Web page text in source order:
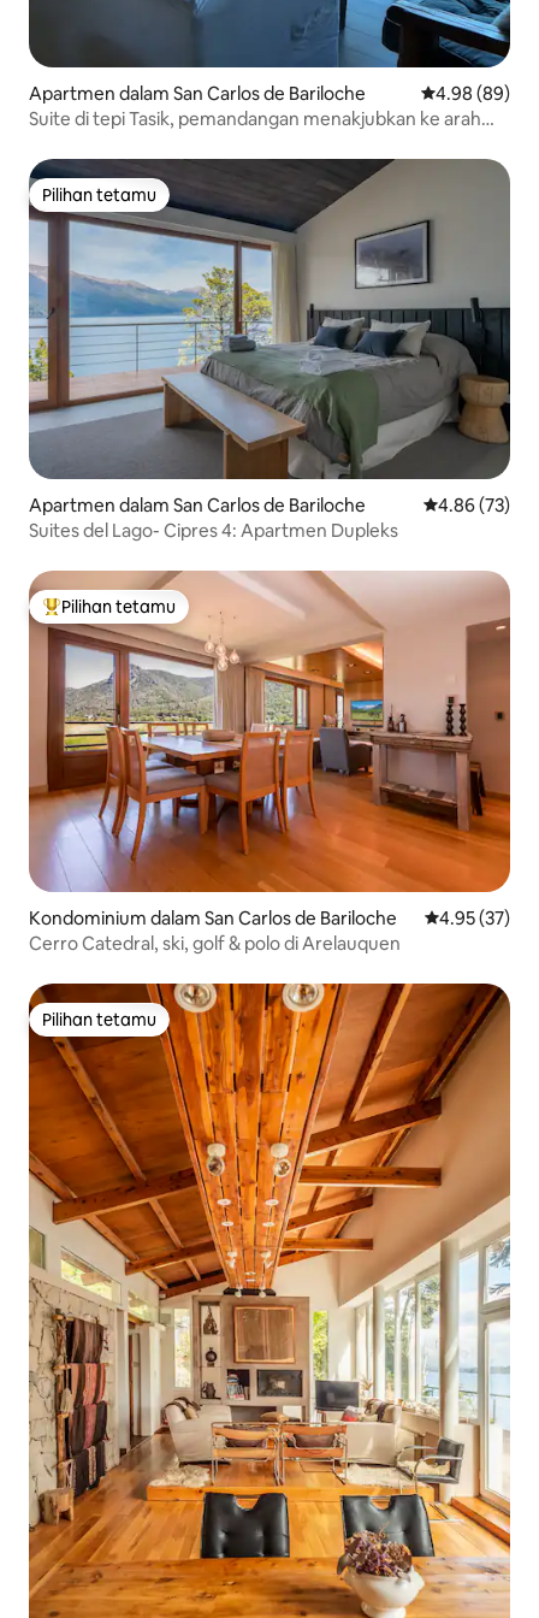
Apartmen dalam San Carlos de Bariloche Penarafan
4.98 (89)
Suite di tepi Tasik, pemandangan menakjubkan ke arah
Pilihan tetamu
Pilihan tetamu
Apartmen dalam San Carlos de Bariloche Penarafan
4.86 (73)
Suites del Lago- Cipres 4: Apartmen Dupleks
Pilihan utama tetamu
Pilihan tetamu
Kondominium dalam San Carlos de Bariloche Penarafan
4.95 (37)
Cerro Catedral, ski, golf & polo di Arelauquen
Pilihan tetamu
Pilihan tetamu